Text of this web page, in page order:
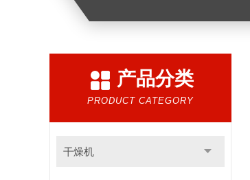
产品分类
PRODUCT CATEGORY
干燥机